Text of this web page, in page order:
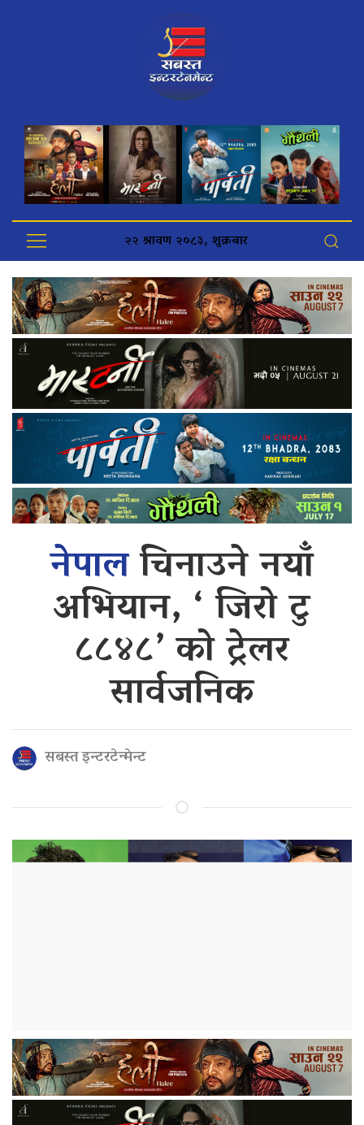
२२ श्रावण २०८३, शुक्रबार
नेपालचिनाउने नयाँ
अभियान, ‘ जिरो टु
८८४८’ को ट्रेलर
सार्वजनिक
सबस्त इन्टरटेन्मेन्ट